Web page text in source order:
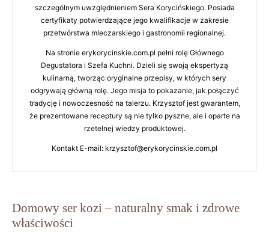
szczególnym uwzględnieniem Sera Korycińskiego. Posiada
certyfikaty potwierdzające jego kwalifikacje w zakresie
przetwórstwa mleczarskiego i gastronomii regionalnej.
Na stronie erykorycinskie.com.pl pełni rolę Głównego
Degustatora i Szefa Kuchni. Dzieli się swoją ekspertyzą
kulinarną, tworząc oryginalne przepisy, w których sery
odgrywają główną rolę. Jego misja to pokazanie, jak połączyć
tradycję i nowoczesność na talerzu. Krzysztof jest gwarantem,
że prezentowane receptury są nie tylko pyszne, ale i oparte na
rzetelnej wiedzy produktowej.
Kontakt E-mail: krzysztof@erykorycinskie.com.pl
Domowy ser kozi – naturalny smak i zdrowe
właściwości